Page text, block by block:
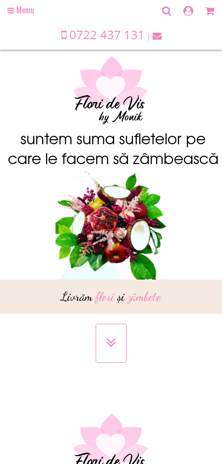
suntem suma sufletelor pe
care le facem să zâmbească
Livrămfloriși zâmbete
OpenMeniu
0722 437 131